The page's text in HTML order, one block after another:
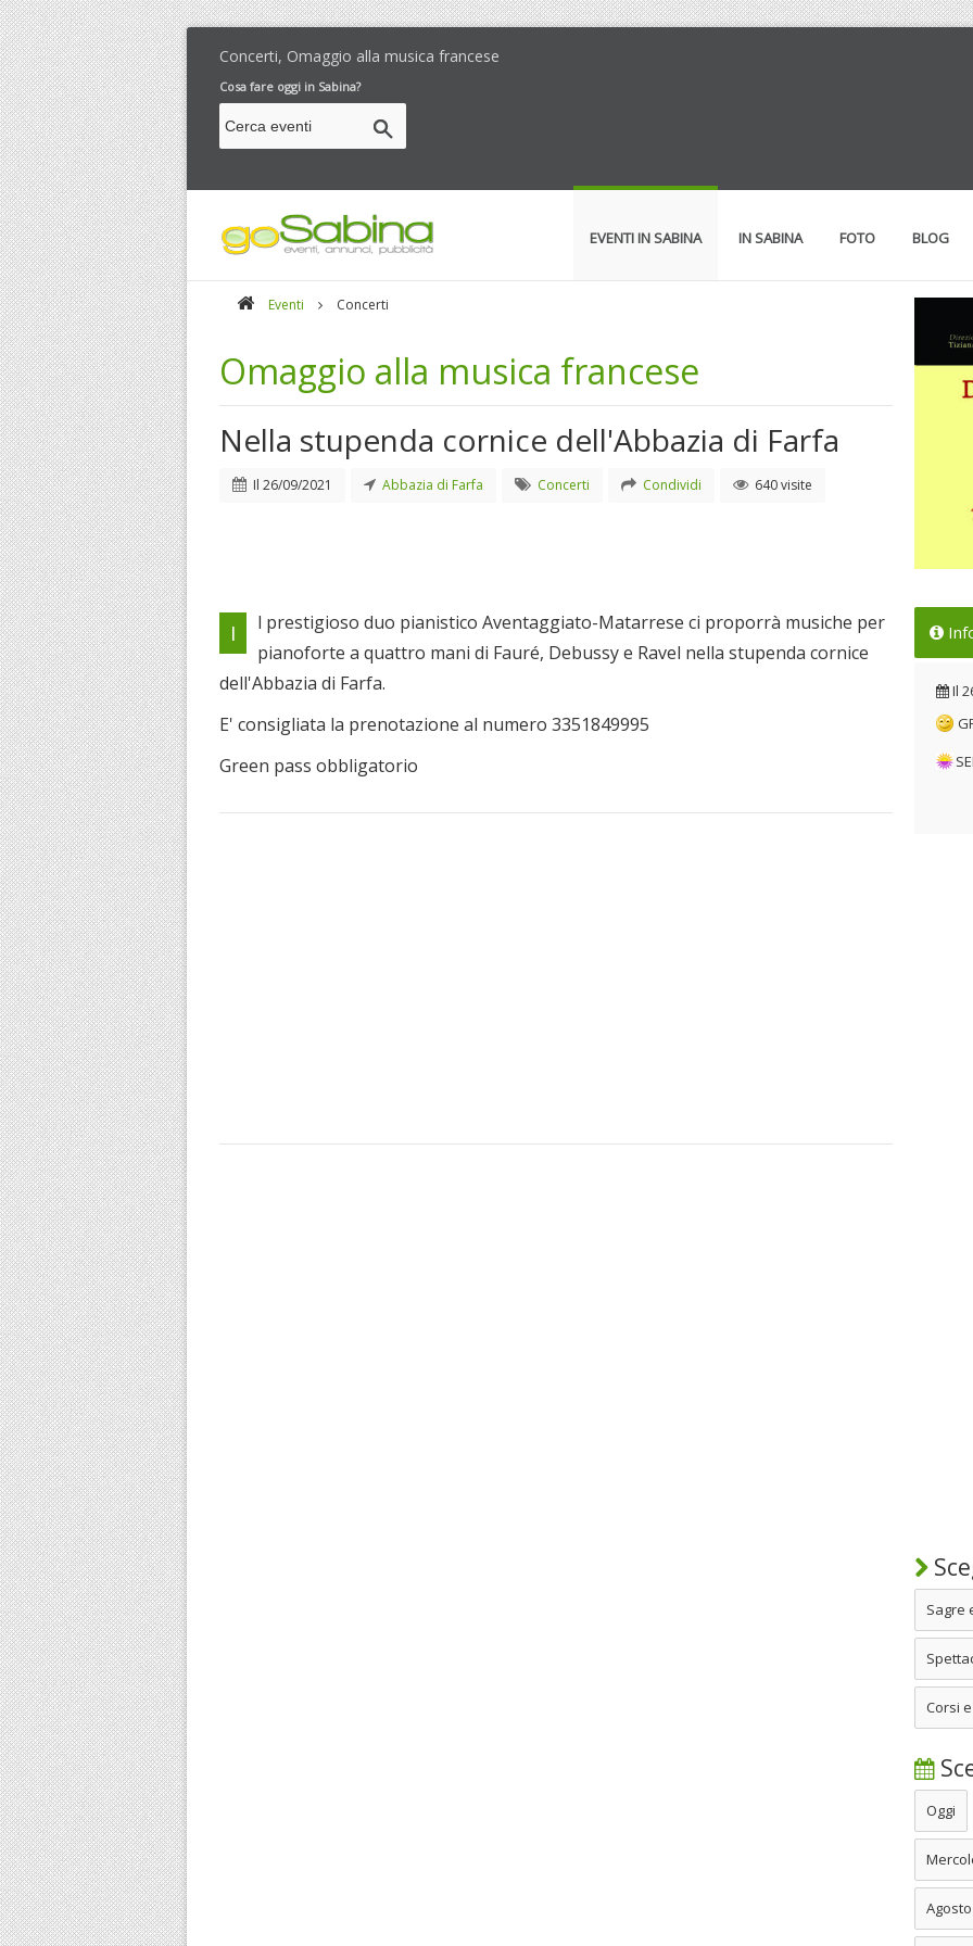
Concerti, Omaggio alla musica francese
Cosa fare oggi in Sabina?
EVENTI IN SABINA IN SABINA FOTO BLOG
Eventi Concerti
Omaggio alla musica francese
Nella stupenda cornice dell'Abbazia di Farfa
Il 26/09/2021 Abbazia di Farfa Concerti Condividi 640 visite
Il
I
l prestigioso duo pianistico Aventaggiato-Matarrese ci proporrà musiche per
pianoforte a quattro mani di Fauré, Debussy e Ravel nella stupenda cornice
dell'Abbazia di Farfa.
E' consigliata la prenotazione al numero 3351849995
Green pass obbligatorio
Il
Sagre
Corsi
Oggi
Agosto